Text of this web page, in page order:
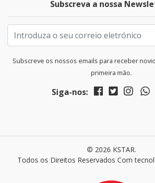
Subscreva a nossa
Subscreve os nossos emails para receber
primeira mão.
Siga-nos:
© 2026 KSTAR.
Todos os Direitos Reservados Com